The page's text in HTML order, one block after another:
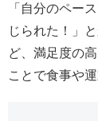
「自分のペー
じられた！」
ど、満足度の
ことで食事や